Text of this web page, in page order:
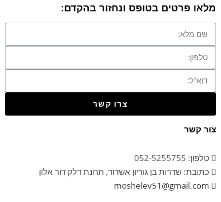
מלאו פרטים בטופס ונחזור בהקדם:
צרו קשר
צור קשר
טלפון: 052-5255755
כתובת: שדרות בן גוריון אשדוד, תחנת דלק דור אלון
moshelev51@gmail.com